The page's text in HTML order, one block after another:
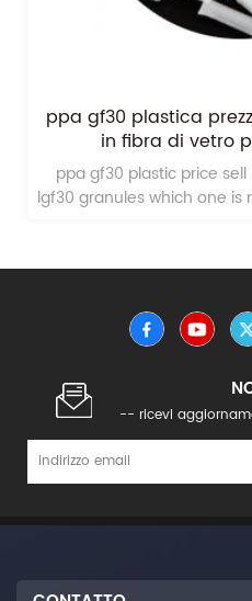
resistente ad alta
resistente ad alta
che uno è fatto in noi
-- ricevi